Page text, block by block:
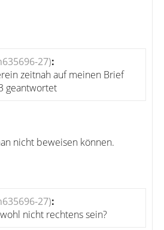
27):
zeitnah auf meinen Brief
geantwortet
nicht beweisen können.
27):
nicht rechtens sein?